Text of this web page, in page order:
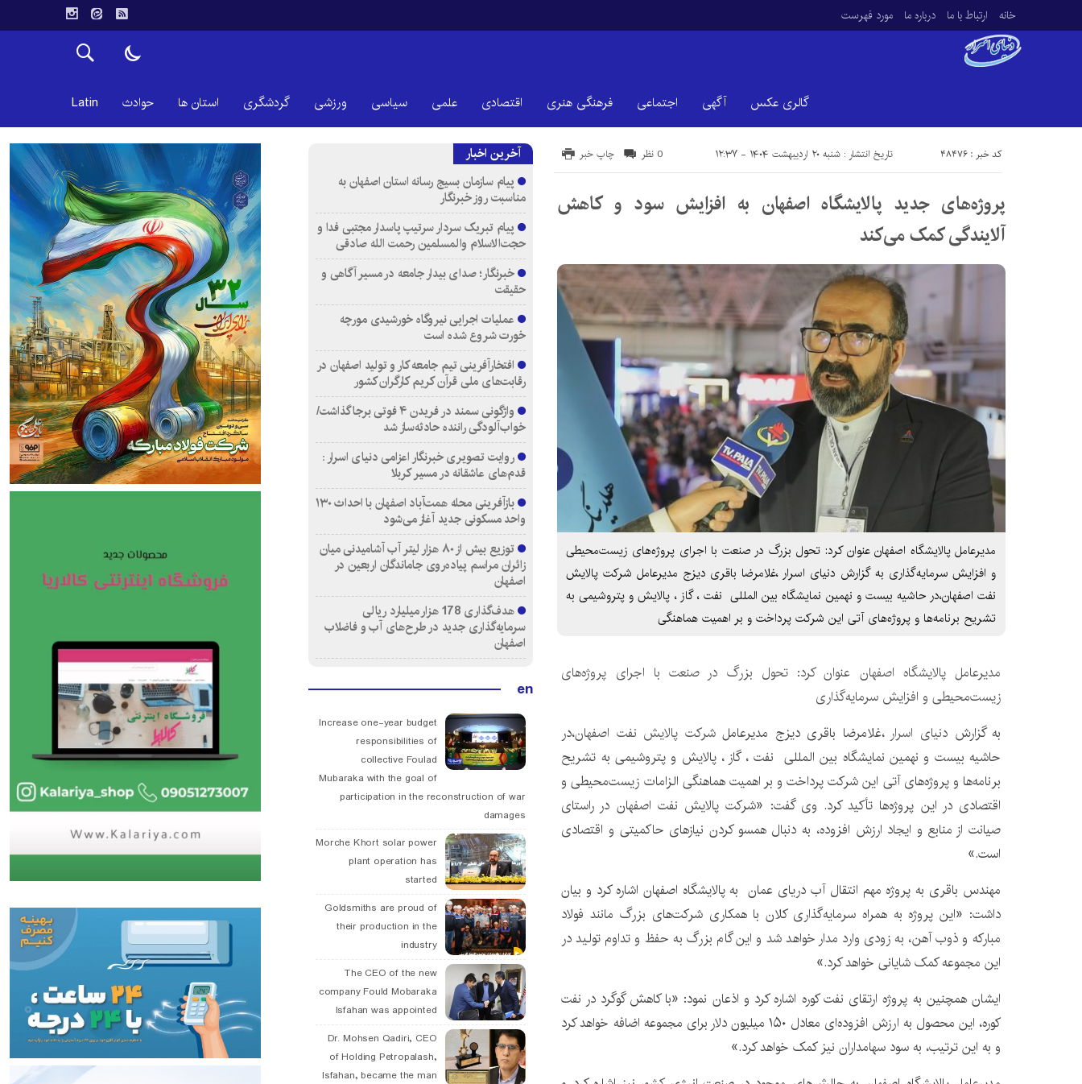
خانه ارتباط با ما درباره ما مورد فهرست
گالری عکس آگهی اجتماعی فرهنگی هنری اقتصادی علمی سیاسی ورزشی گردشگری استان ها حوادث Latin
تاریخ انتشار : شنبه ۲۰ اردیبهشت ۱۴۰۴ - ۱۲:۳۷ کد خبر : 48476 چاپ خبر 0 نظر
پروژه‌های جدید پالایشگاه اصفهان به افزایش سود و کاهش
آلایندگی کمک می‌کند
مدیرعامل پالایشگاه اصفهان عنوان کرد: تحول بزرگ در صنعت با اجرای پروژه‌های زیست‌محیطی
و افزایش سرمایه‌گذاری به گزارش دنیای اسرار ،غلامرضا باقری دیزج مدیرعامل شرکت پالایش
نفت اصفهان،در حاشیه بیست و نهمین نمایشگاه بین المللی نفت ، گاز ، پالایش و پتروشیمی به
تشریح برنامه‌ها و پروژه‌های آتی این شرکت پرداخت و بر اهمیت هماهنگی
مدیرعامل پالایشگاه اصفهان عنوان کرد: تحول بزرگ در صنعت با اجرای پروژه‌های
زیست‌محیطی و افزایش سرمایه‌گذاری
به گزارش دنیای اسرار ،غلامرضا باقری دیزج مدیرعاملشرکت پالایش نفت اصفهان،در
حاشیه بیست و نهمین نمایشگاه بین المللی نفت ، گاز ، پالایش و پتروشیمی به تشریح
برنامه‌ها و پروژه‌های آتی این شرکت پرداخت و بر اهمیت هماهنگی الزامات زیست‌محیطی و
اقتصادی در این پروژه‌ها تأکید کرد. وی گفت: «شرکت پالایش نفت اصفهان در راستای
صیانت از منابع و ایجاد ارزش افزوده، به دنبال همسو کردن نیازهای حاکمیتی و اقتصادی
است.»
مهندس باقری به پروژه مهم انتقال آب دریای عمان به پالایشگاه اصفهان اشاره کرد و بیان
داشت: «این پروژه به همراه سرمایه‌گذاری کلان با همکاری شرکت‌های بزرگ مانند فولاد
مبارکه و ذوب آهن، به زودی وارد مدار خواهد شد و این گام بزرگ به حفظ و تداوم تولید در
این مجموعه کمک شایانی خواهد کرد.»
ایشان همچنین به پروژه ارتقای نفت کوره اشاره کرد و اذعان نمود: «با کاهش گوگرد در نفت
کوره، این محصول به ارزش افزوده‌ای معادل ۱۵۰ میلیون دلار برای مجموعه اضافه خواهد کرد
و به این ترتیب، به سود سهامداران نیز کمک خواهد کرد.»
آخرین اخبار
پیام سازمان بسیج رسانه استان اصفهان به
مناسبت روز خبرنگار
پیام تبریک سردار سرتیپ پاسدار مجتبی فدا و
حجت‌الاسلام والمسلمین رحمت الله صادقی
خبرنگار؛ صدای بیدار جامعه در مسیر آگاهی و
حقیقت
عملیات اجرایی نیروگاه خورشیدی مورچه
خورت شروع شده است
افتخارآفرینی تیم جامعه کار و تولید اصفهان در
رقابت‌های ملی قرآن کریم کارگران کشور
واژگونی سمند در فریدن ۴ فوتی برجا گذاشت/
خواب‌آلودگی راننده حادثه‌ساز شد
روایت تصویری خبرنگار اعزامی دنیای اسرار :
قدم‌های عاشقانه در مسیر کربلا
بازآفرینی محله همت‌آباد اصفهان با احداث ۱۳۰
واحد مسکونی جدید آغاز می‌شود
توزیع بیش از ۸۰ هزار لیتر آب آشامیدنی میان
زائران مراسم پیاده‌روی جاماندگان اربعین در
اصفهان
هدف‌گذاری 178 هزار میلیارد ریالی
سرمایه‌گذاری جدید در طرح‌های آب و فاضلاب
اصفهان
en
Increase one-year budget
responsibilities of
collective Foulad
Mubaraka with the goal of
participation in the reconstruction of war
damages
Morche Khort solar power
plant operation has
started
Goldsmiths are proud of
their production in the
industry
The CEO of the new
company Fould Mobaraka
Isfahan was appointed
Dr. Mohsen Qadiri, CEO
of Holding Petropalash,
Isfahan, became the man